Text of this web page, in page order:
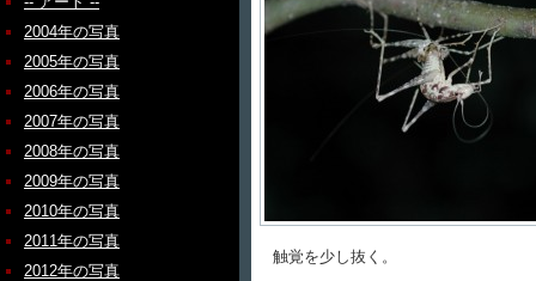
2004年の写真
2005年の写真
2006年の写真
2007年の写真
2008年の写真
2009年の写真
2010年の写真
2011年の写真
2012年の写真
触覚を少し抜く。